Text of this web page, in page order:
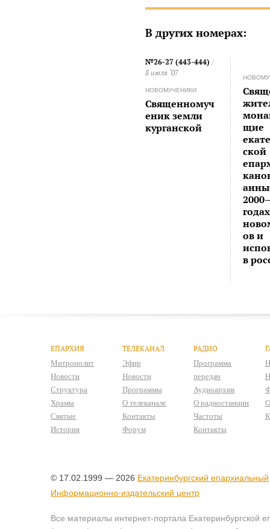
В других номерах:
№26-27 (443-444) /
8 июля ‘07
НОВОМУЧЕНИКИ
Священномуч
еник земли
курганской
щие
ской
ов и
в
ЕПАРХИЯ
Митрополит
Новости
Структура
Храмы
Святые
История
ТЕЛЕКАНАЛ
Эфир
Новости
Программы
О телеканале
Контакты
Форум
РАДИО
Программа
передач
Аудиоархив
О радиостанции
Частоты
Контакты
© 17.02.1999 — 2026 Екатеринбургский епархиальный
Информационно-издательский центр
Все материалы интернет-портала Екатеринбургской